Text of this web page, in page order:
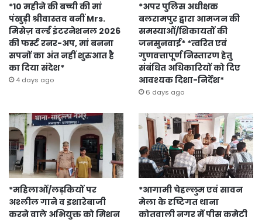
*10 महीने की बच्ची की मां
पंखुड़ी श्रीवास्तव बनीं Mrs.
मिसेज़ वर्ल्ड इंटरनेशनल 2026
की फर्स्ट रनर-अप, मां बनना
सपनों का अंत नहीं शुरुआत है
का दिया संदेश*
4 days ago
*अपर पुलिस अधीक्षक
बलरामपुर द्वारा आमजन की
समस्याओं/शिकायतों की
जनसुनवाई* *त्वरित एवं
गुणवत्तापूर्ण निस्तारण हेतु
संबंधित अधिकारियों को दिए
आवश्यक दिशा-निर्देश*
6 days ago
*महिलाओं/लड़कियों पर
अश्लील गाने व इशारेबाजी
करने वाले अभियुक्त को मिशन
*आगामी चेहल्लुम एवं सावन
मेला के दृष्टिगत थाना
कोतवाली नगर में पीस कमेटी